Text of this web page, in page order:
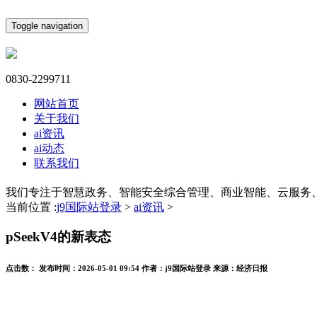
Toggle navigation
0830-2299711
网站首页
关于我们
ai资讯
ai动态
联系我们
我们专注于智慧政务、智能安全综合管理、商业智能、云服务
当前位置 :j9国际站登录 > ai资讯 >
pSeekV4的新表态
点击数： 发布时间： 2026-05-01 09:54 作者： j9国际站登录 来源： 经济日报